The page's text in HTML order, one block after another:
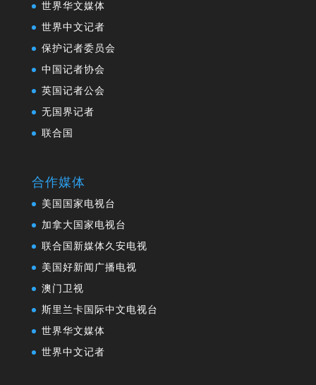
世界华文媒体
世界中文记者
保护记者委员会
中国记者协会
英国记者公会
无国界记者
联合国
合作媒体
美国国家电视台
加拿大国家电视台
联合国新媒体久安电视
美国好新闻广播电视
澳门卫视
斯里兰卡国际中文电视台
世界华文媒体
世界中文记者